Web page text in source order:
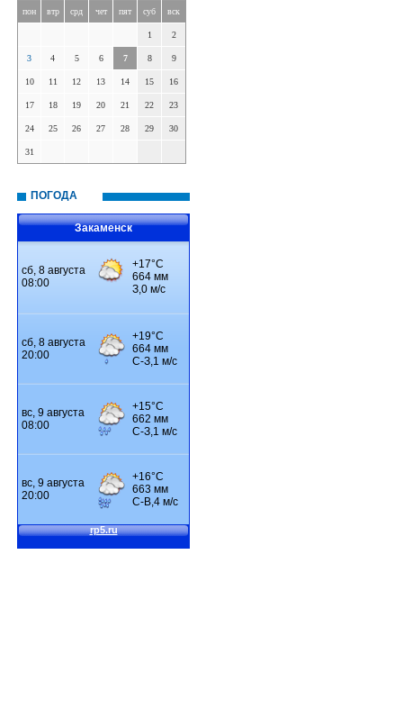
пон втр срд чет пят суб вск
1 2
3 4 5 6 7 8 9
10 11 12 13 14 15 16
17 18 19 20 21 22 23
24 25 26 27 28 29 30
31
ПОГОДА
Закаменск